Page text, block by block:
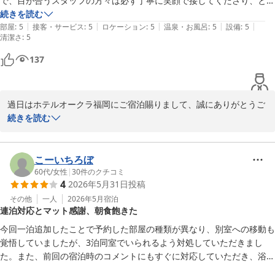
も快適なステイでした。
続きを読む
部屋: 5 | 接客・サービス: 5 | ロケーション: 5 | 温泉・お風呂: 5 | 設備: 5 |
清潔さ: 5
137
過日はホテルオークラ福岡にご宿泊賜りまして、誠にありがとうご
ざいます。お褒めのお言葉を頂戴し大変嬉しく存じます。今後も快
す。福岡へお越しの際は、是非またご来館くださいませ。心よりお
ホテルオークラ福岡
2026-06-13
続きを読む
こーいちろぼ
60代/女性 |30件のクチコミ
4 2026年5月31日投稿
その他 一人 2026年5月宿泊
連泊対応とマット感謝、朝食飽きた
今回一泊追加したことで予約した部屋の種類が異なり、別室への移動も
覚悟していましたが、3泊同室でいられるよう対処していただきまし
た。また、前回の宿泊時のコメントにもすぐに対応していただき、浴室